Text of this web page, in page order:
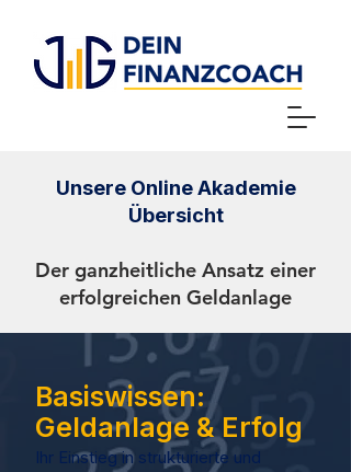
Unsere Online Akademie
Übersicht
Der ganzheitliche Ansatz einer
erfolgreichen Geldanlage
Basiswissen:
Geldanlage & Erfolg
Ihr Einstieg in strukturierte und